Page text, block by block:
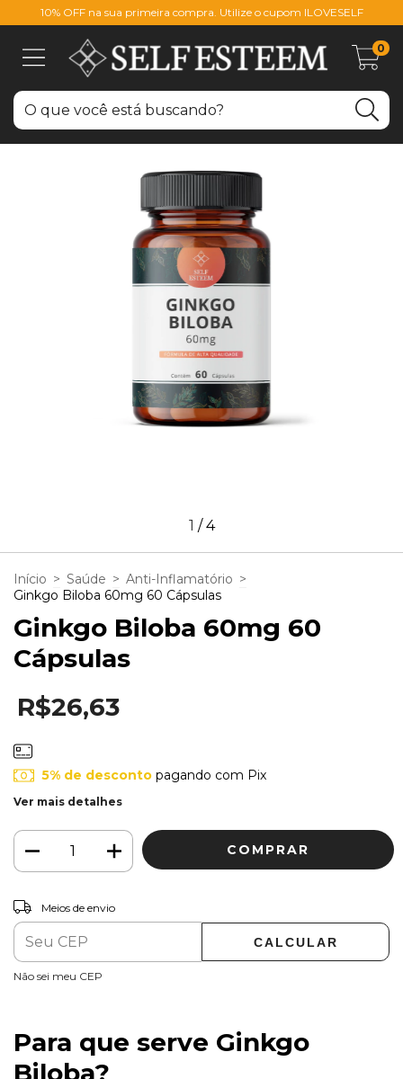
10% OFF na sua primeira compra. Utilize o cupom ILOVESELF
0
1 /4
Início > Saúde > Anti-Inflamatório >
Ginkgo Biloba 60mg 60 Cápsulas
Ginkgo Biloba 60mg 60
Cápsulas
R$26,63
5% de desconto pagando com Pix
Ver mais detalhes
Entregas para o CEP:
Meios de envio
CALCULAR
Não sei meu CEP
Para que serve Ginkgo
Biloba?